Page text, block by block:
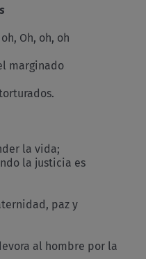
Oh, oh, oh
marginado
la vida;
la justicia es
paz y
al hombre por la